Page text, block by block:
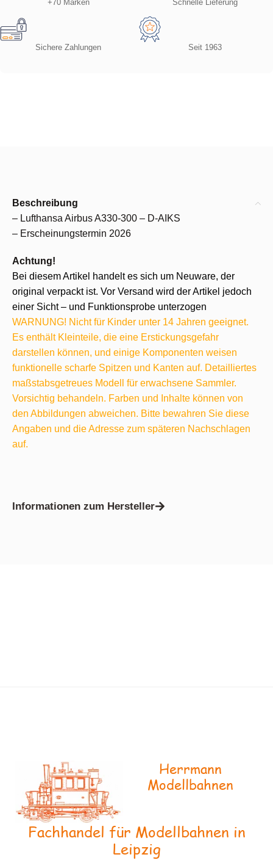
+70 Marken Schnelle Lieferung
Sichere Zahlungen Seit 1963
Beschreibung
– Lufthansa Airbus A330-300 – D-AIKS
– Erscheinungstermin 2026
Achtung!
Bei diesem Artikel handelt es sich um Neuware, der
original verpackt ist. Vor Versand wird der Artikel jedoch
einer Sicht – und Funktionsprobe unterzogen
WARNUNG! Nicht für Kinder unter 14 Jahren geeignet.
Es enthält Kleinteile, die eine Erstickungsgefahr
darstellen können, und einige Komponenten weisen
funktionelle scharfe Spitzen und Kanten auf. Detailliertes
maßstabsgetreues Modell für erwachsene Sammler.
Vorsichtig behandeln. Farben und Inhalte können von
den Abbildungen abweichen. Bitte bewahren Sie diese
Angaben und die Adresse zum späteren Nachschlagen
auf.
Informationen zum Hersteller
Herrmann
Modellbahnen
Fachhandel für Modellbahnen in
Leipzig